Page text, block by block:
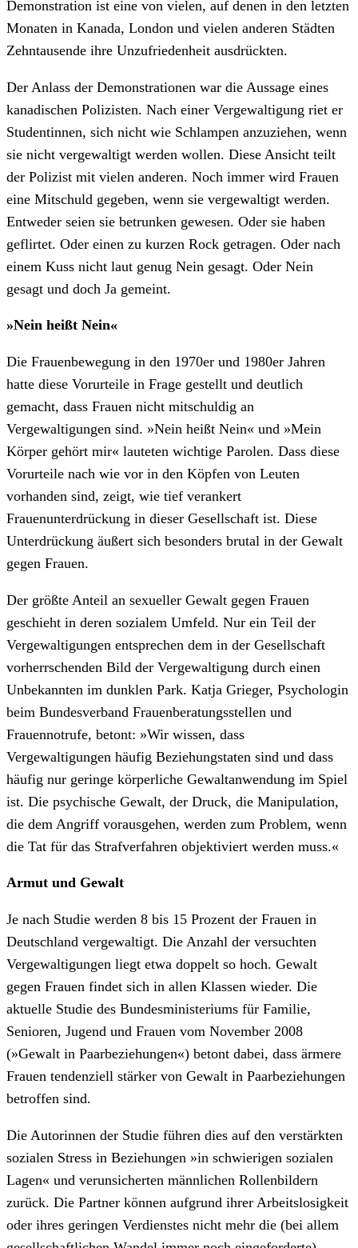
Demonstration ist eine von vielen, auf denen in den letzten
Monaten in Kanada, London und vielen anderen Städten
Zehntausende ihre Unzufriedenheit ausdrückten.
Der Anlass der Demonstrationen war die Aussage eines
kanadischen Polizisten. Nach einer Vergewaltigung riet er
Studentinnen, sich nicht wie Schlampen anzuziehen, wenn
sie nicht vergewaltigt werden wollen. Diese Ansicht teilt
der Polizist mit vielen anderen. Noch immer wird Frauen
eine Mitschuld gegeben, wenn sie vergewaltigt werden.
Entweder seien sie betrunken gewesen. Oder sie haben
geflirtet. Oder einen zu kurzen Rock getragen. Oder nach
einem Kuss nicht laut genug Nein gesagt. Oder Nein
gesagt und doch Ja gemeint.
»Nein heißt Nein«
Die Frauenbewegung in den 1970er und 1980er Jahren
hatte diese Vorurteile in Frage gestellt und deutlich
gemacht, dass Frauen nicht mitschuldig an
Vergewaltigungen sind. »Nein heißt Nein« und »Mein
Körper gehört mir« lauteten wichtige Parolen. Dass diese
Vorurteile nach wie vor in den Köpfen von Leuten
vorhanden sind, zeigt, wie tief verankert
Frauenunterdrückung in dieser Gesellschaft ist. Diese
Unterdrückung äußert sich besonders brutal in der Gewalt
gegen Frauen.
Der größte Anteil an sexueller Gewalt gegen Frauen
geschieht in deren sozialem Umfeld. Nur ein Teil der
Vergewaltigungen entsprechen dem in der Gesellschaft
vorherrschenden Bild der Vergewaltigung durch einen
Unbekannten im dunklen Park. Katja Grieger, Psychologin
beim Bundesverband Frauenberatungsstellen und
Frauennotrufe, betont: »Wir wissen, dass
Vergewaltigungen häufig Beziehungstaten sind und dass
häufig nur geringe körperliche Gewaltanwendung im Spiel
ist. Die psychische Gewalt, der Druck, die Manipulation,
die dem Angriff vorausgehen, werden zum Problem, wenn
die Tat für das Strafverfahren objektiviert werden muss.«
Armut und Gewalt
Je nach Studie werden 8 bis 15 Prozent der Frauen in
Deutschland vergewaltigt. Die Anzahl der versuchten
Vergewaltigungen liegt etwa doppelt so hoch. Gewalt
gegen Frauen findet sich in allen Klassen wieder. Die
aktuelle Studie des Bundesministeriums für Familie,
Senioren, Jugend und Frauen vom November 2008
(»Gewalt in Paarbeziehungen«) betont dabei, dass ärmere
Frauen tendenziell stärker von Gewalt in Paarbeziehungen
betroffen sind.
Die Autorinnen der Studie führen dies auf den verstärkten
sozialen Stress in Beziehungen »in schwierigen sozialen
Lagen« und verunsicherten männlichen Rollenbildern
zurück. Die Partner können aufgrund ihrer Arbeitslosigkeit
oder ihres geringen Verdienstes nicht mehr die (bei allem